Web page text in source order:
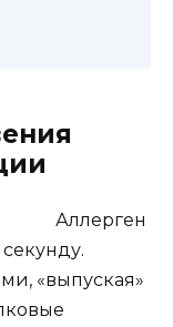
Аллерген
«выпуская»